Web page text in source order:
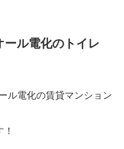
ール電化のトイレ
ル電化の賃貸マンション